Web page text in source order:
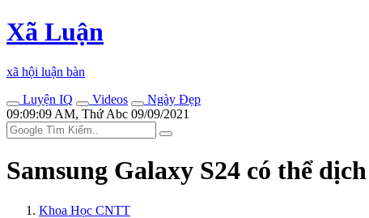
Xã Luận
xã hội luận bàn
Luyện IQ
Videos
Ngày Đẹp
09:09:09 AM, Thứ Abc 09/09/2021
Samsung Galaxy S24 có thể
Khoa Học CNTT